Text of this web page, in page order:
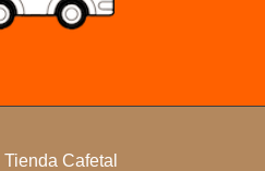
Cafetal